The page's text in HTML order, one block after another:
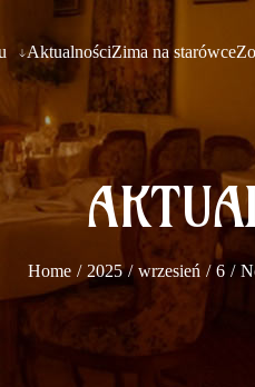
AktualnościZima na starówce
Home / 2025 / wrzesień / 6 /